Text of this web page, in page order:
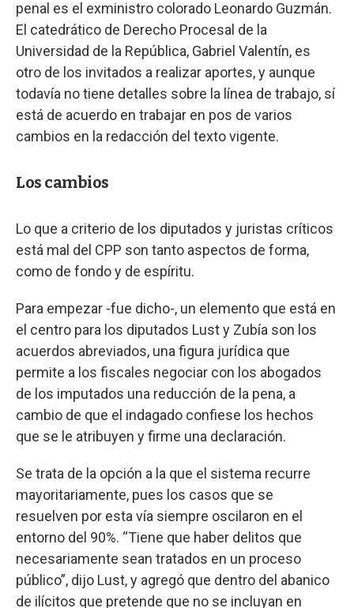
penal es el exministro colorado Leonardo Guzmán.
El catedrático de Derecho Procesal de la
Universidad de la República, Gabriel Valentín, es
otro de los invitados a realizar aportes, y aunque
todavía no tiene detalles sobre la línea de trabajo, sí
está de acuerdo en trabajar en pos de varios
cambios en la redacción del texto vigente.
Los cambios
Lo que a criterio de los diputados y juristas críticos
está mal del CPP son tanto aspectos de forma,
como de fondo y de espíritu.
Para empezar -fue dicho-, un elemento que está en
el centro para los diputados Lust y Zubía son los
acuerdos abreviados, una figura jurídica que
permite a los fiscales negociar con los abogados
de los imputados una reducción de la pena, a
cambio de que el indagado confiese los hechos
que se le atribuyen y firme una declaración.
Se trata de la opción a la que el sistema recurre
mayoritariamente, pues los casos que se
resuelven por esta vía siempre oscilaron en el
entorno del 90%. “Tiene que haber delitos que
necesariamente sean tratados en un proceso
público”, dijo Lust, y agregó que dentro del abanico
de ilícitos que pretende que no se incluyan en